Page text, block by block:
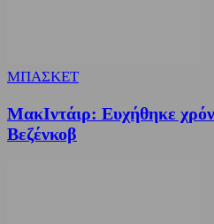
ΜΠΑΣΚΕΤ
ΜακΙντάιρ: Ευχήθηκε
Βεζένκοβ